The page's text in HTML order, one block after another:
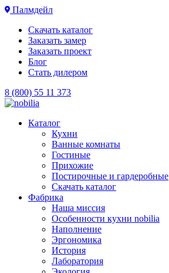
Палмдейл
Скачать каталог
Заказать замер
Заказать проект
Блог
Стать дилером
8 (800) 55 11 373
Каталог
Кухни
Ванные комнаты
Гостиные
Прихожие
Постирочные и гардеробные
Скачать каталог
Фабрика
Наша миссия
Особенности кухни nobilia
Наполнение
Эргономика
История
Лаборатория